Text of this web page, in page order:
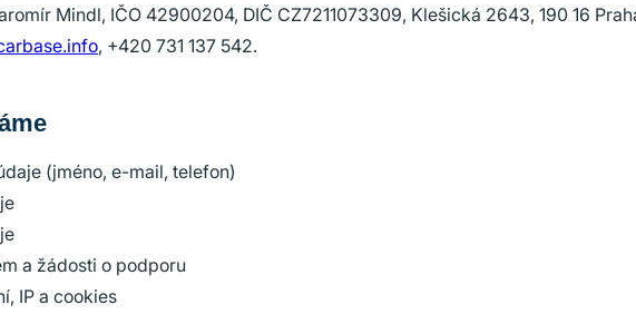
Mindl, IČO 42900204, DIČ CZ7211073309, Klešická 2643, 190 16
, +420 731 137 542.
(jméno, e-mail, telefon)
a žádosti o podporu
IP a cookies